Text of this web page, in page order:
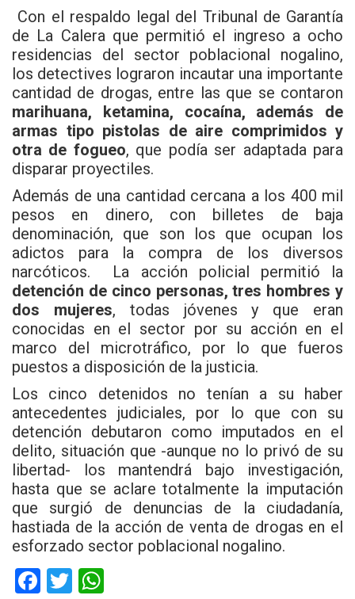
Con el respaldo legal del Tribunal de Garantía
de La Calera que permitió el ingreso a ocho
residencias del sector poblacional nogalino,
los detectives lograron incautar una importante
cantidad de drogas, entre las que se contaron
marihuana, ketamina, cocaína, además de
armas tipo pistolas de aire comprimidos y
otra de fogueo, que podía ser adaptada para
disparar proyectiles.
Además de una cantidad cercana a los 400 mil
pesos en dinero, con billetes de baja
denominación, que son los que ocupan los
adictos para la compra de los diversos
narcóticos. La acción policial permitió la
detención de cinco personas, tres hombres y
dos mujeres, todas jóvenes y que eran
conocidas en el sector por su acción en el
marco del microtráfico, por lo que fueros
puestos a disposición de la justicia.
Los cinco detenidos no tenían a su haber
antecedentes judiciales, por lo que con su
detención debutaron como imputados en el
delito, situación que -aunque no lo privó de su
libertad- los mantendrá bajo investigación,
hasta que se aclare totalmente la imputación
que surgió de denuncias de la ciudadanía,
hastiada de la acción de venta de drogas en el
esforzado sector poblacional nogalino.
F
T